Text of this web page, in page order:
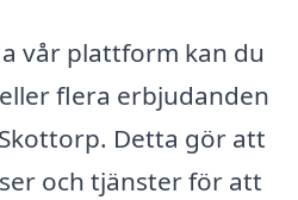
vår plattform kan du
flera erbjudanden
Detta gör att
och tjänster för att